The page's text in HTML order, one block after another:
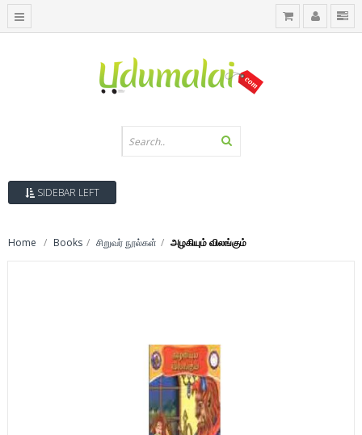
SIDEBAR LEFT
Home Books சிறுவர் நூல்கள் அழகியும் விலங்கும்